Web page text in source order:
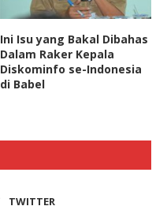
Ini Isu yang Bakal Dibahas
Dalam Raker Kepala
Diskominfo se-Indonesia
di Babel
TWITTER